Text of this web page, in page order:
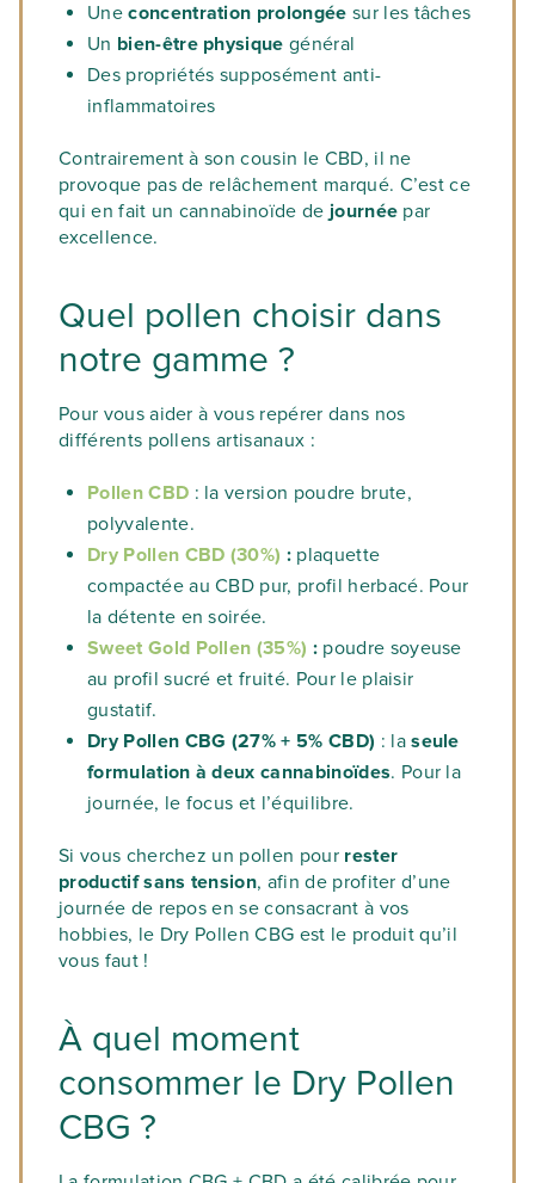
Uneconcentration prolongée sur les tâches
Un bien-être physique général
Des propriétés supposément anti-
inflammatoires
Contrairement à son cousin le CBD, il ne
provoque pas de relâchement marqué. C’est ce
qui en fait un cannabinoïde de journée par
excellence.
Quel pollen choisir dans
notre gamme ?
Pour vous aider à vous repérer dans nos
différents pollens artisanaux :
Pollen CBD : la version poudre brute,
polyvalente.
Dry Pollen CBD (30%) : plaquette
compactée au CBD pur, profil herbacé. Pour
la détente en soirée.
Sweet Gold Pollen (35%) : poudre soyeuse
au profil sucré et fruité. Pour le plaisir
gustatif.
Dry Pollen CBG (27% + 5% CBD) : laseule
formulation à deux cannabinoïdes. Pour la
journée, le focus et l’équilibre.
Si vous cherchez un pollen pour rester
productif sans tension, afin de profiter d’une
journée de repos en se consacrant à vos
hobbies, le Dry Pollen CBG est le produit qu’il
vous faut !
À quel moment
consommer le Dry Pollen
CBG ?